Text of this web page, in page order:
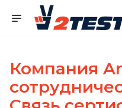
Компания